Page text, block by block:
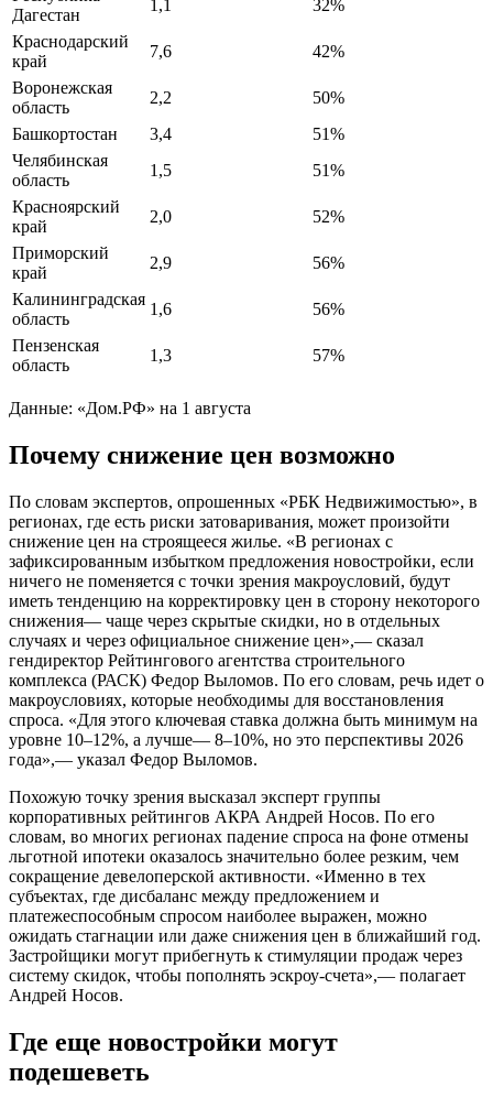
Дагестан
1,1
32%
Краснодарский
край
7,6
42%
Воронежская
область
2,2
50%
Башкортостан
3,4
51%
Челябинская
область
1,5
51%
Красноярский
край
2,0
52%
Приморский
край
2,9
56%
Калининградская
область
1,6
56%
Пензенская
область
1,3 57%
Данные: «Дом.РФ» на 1 августа
Почему снижение цен возможно
По словам экспертов, опрошенных «РБК Недвижимостью», в
регионах, где есть риски затоваривания, может произойти
снижение цен на строящееся жилье. «В регионах с
зафиксированным избытком предложения новостройки, если
ничего не поменяется с точки зрения макроусловий, будут
иметь тенденцию на корректировку цен в сторону некоторого
снижения— чаще через скрытые скидки, но в отдельных
случаях и через официальное снижение цен»,— сказал
гендиректор Рейтингового агентства строительного
комплекса (РАСК) Федор Выломов. По его словам, речь идет о
макроусловиях, которые необходимы для восстановления
спроса. «Для этого ключевая ставка должна быть минимум на
уровне 10–12%, а лучше— 8–10%, но это перспективы 2026
года»,— указал Федор Выломов.
Похожую точку зрения высказал эксперт группы
корпоративных рейтингов АКРА Андрей Носов. По его
словам, во многих регионах падение спроса на фоне отмены
льготной ипотеки оказалось значительно более резким, чем
сокращение девелоперской активности. «Именно в тех
субъектах, где дисбаланс между предложением и
платежеспособным спросом наиболее выражен, можно
ожидать стагнации или даже снижения цен в ближайший год.
Застройщики могут прибегнуть к стимуляции продаж через
систему скидок, чтобы пополнять эскроу-счета»,— полагает
Андрей Носов.
Где еще новостройки могут
подешеветь